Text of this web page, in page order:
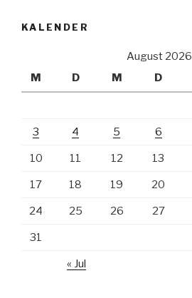
KALENDER
August 2026
M
D M D
3 4 5 6
10 11 12 13
17 18 19 20
24 25 26 27
31
« Jul